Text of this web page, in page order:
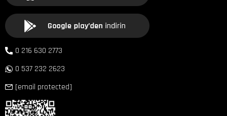
0 216 630 2773
0 537 232 2623
[email protected]